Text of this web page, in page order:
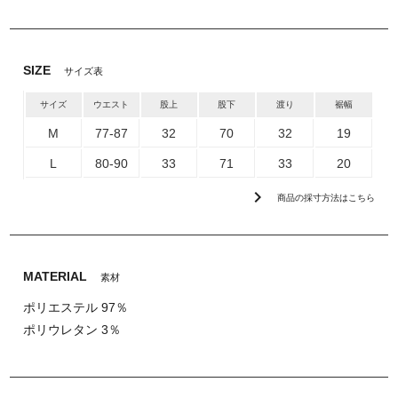
SIZE サイズ表
サイズ ウエスト 股上 股下 渡り 裾幅
M 77-87 32 70 32 19
L 80-90 33 71 33 20
chevron_right 商品の採寸方法はこちら
MATERIAL 素材
ポリエステル 97％
ポリウレタン 3％